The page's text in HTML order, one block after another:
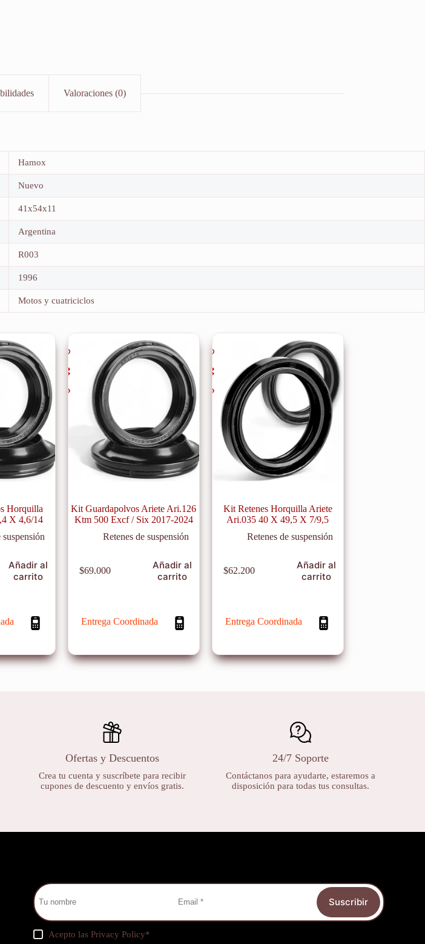
Valoraciones (0)
Hamox
Nuevo
41x54x11
Argentina
R003
1996
Motos y cuatriciclos
Horquilla
X 4,6/14
suspensión
Añadir al
carrito
Kit Guardapolvos Ariete Ari.126
Ktm 500 Excf / Six 2017-2024
Retenes de suspensión
$69.000
Añadir al
carrito
Entrega Coordinada
Kit Retenes Horquilla Ariete
Ari.035 40 X 49,5 X 7/9,5
Retenes de suspensión
$62.200
Añadir al
carrito
Entrega Coordinada
Ofertas y Descuentos
Crea tu cuenta y suscríbete para recibir
cupones de descuento y envíos gratis.
24/7 Soporte
Contáctanos para ayudarte, estaremos a
disposición para todas tus consultas.
Suscribir
Acepto lasPrivacy Policy*